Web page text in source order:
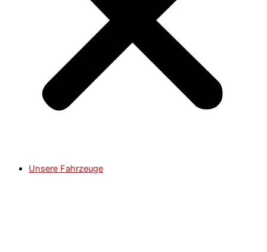
Unsere Fahrzeuge